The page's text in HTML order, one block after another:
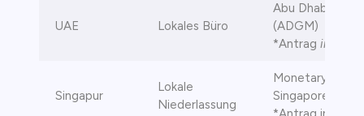
UAE Lokales Büro
Abu Dhabi
(ADGM)
*Antrag in
Singapur
Lokale
Niederlassung
Monetary
Singapore